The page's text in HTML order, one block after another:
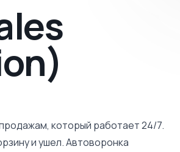
который работает 24/7.
и ушел. Автоворонка